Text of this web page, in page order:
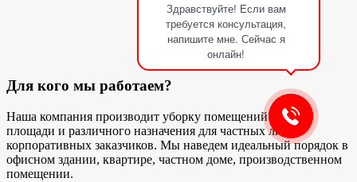
Здравствуйте! Если вам
требуется консультация,
напишите мне. Сейчас я
онлайн!
Для кого мы работаем?
Наша компания производит уборку помещений любой
площади и различного назначения для частных лиц и
корпоративных заказчиков. Мы наведем идеальный порядок в
офисном здании, квартире, частном доме, производственном
помещении.